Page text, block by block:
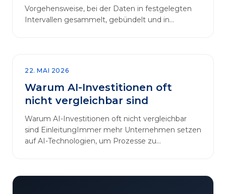
Vorgehensweise, bei der Daten in festgelegten
Intervallen gesammelt, gebündelt und in
22. MAI 2026
Warum AI-Investitionen oft
nicht vergleichbar sind
Warum AI-Investitionen oft nicht vergleichbar
sind EinleitungImmer mehr Unternehmen setzen
auf AI-Technologien, um Prozesse zu
verschaffen. In diesem Artikel betrachten wir die